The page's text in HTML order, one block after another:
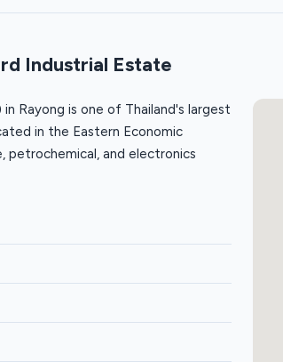
Industrial Estate
Rayong is one of Thailand's largest
in the Eastern Economic
petrochemical, and electronics